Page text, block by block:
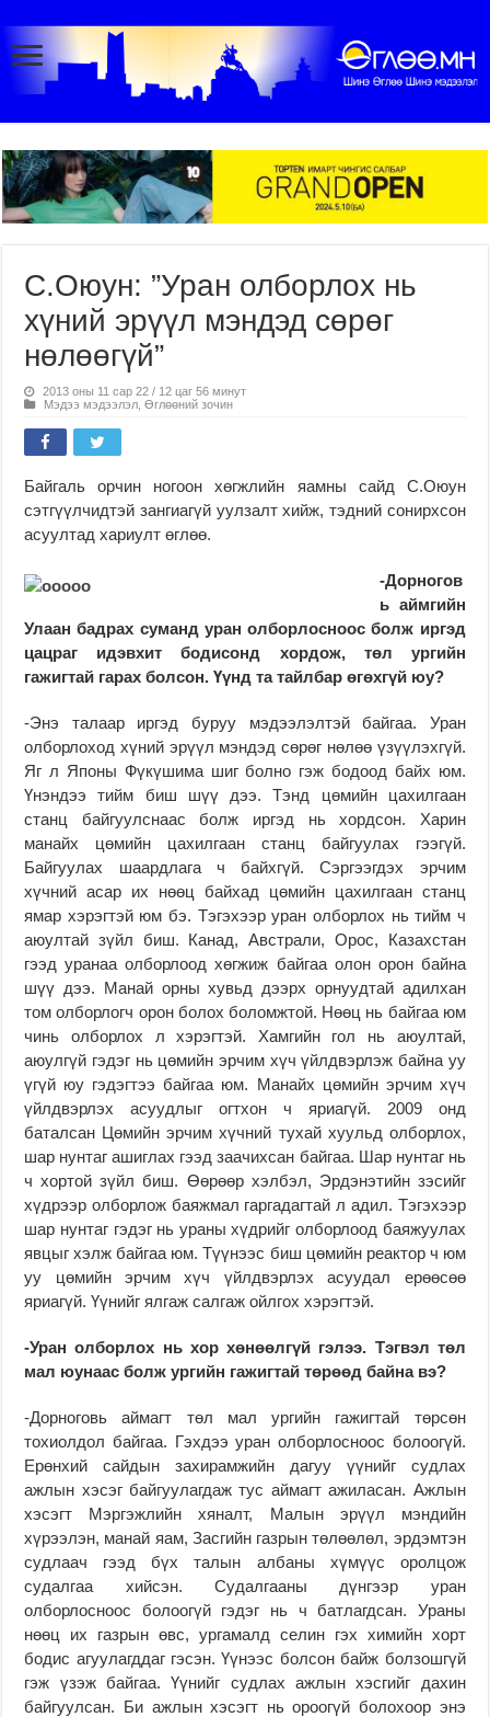
С.Оюун: ”Уран олборлох нь
хүний эрүүл мэндэд сөрөг
нөлөөгүй”
2013 оны 11 сар 22 / 12 цаг 56 минут
Мэдээ мэдээлэл ,Өглөөний зочин
Байгаль орчин ногоон хөгжлийн яамны сайд С.Оюун
сэтгүүлчидтэй зангиагүй уулзалт хийж, тэдний сонирхсон
асуултад хариулт өглөө.
-Дорногов
ь аймгийн
Улаан бадрах суманд уран олборлосноос болж иргэд
цацраг идэвхит бодисонд хордож, төл ургийн
гажигтай гарах болсон. Үүнд та тайлбар өгөхгүй юу?
-Энэ талаар иргэд буруу мэдээлэлтэй байгаа. Уран
олборлоход хүний эрүүл мэндэд сөрөг нөлөө үзүүлэхгүй.
Яг л Японы Фүкүшима шиг болно гэж бодоод байх юм.
Үнэндээ тийм биш шүү дээ. Тэнд цөмийн цахилгаан
станц байгуулснаас болж иргэд нь хордсон. Харин
манайх цөмийн цахилгаан станц байгуулах гээгүй.
Байгуулах шаардлага ч байхгүй. Сэргээгдэх эрчим
хүчний асар их нөөц байхад цөмийн цахилгаан станц
ямар хэрэгтэй юм бэ. Тэгэхээр уран олборлох нь тийм ч
аюултай зүйл биш. Канад, Австрали, Орос, Казахстан
гээд уранаа олборлоод хөгжиж байгаа олон орон байна
шүү дээ. Манай орны хувьд дээрх орнуудтай адилхан
том олборлогч орон болох боломжтой. Нөөц нь байгаа юм
чинь олборлох л хэрэгтэй. Хамгийн гол нь аюултай,
аюулгүй гэдэг нь цөмийн эрчим хүч үйлдвэрлэж байна уу
үгүй юу гэдэгтээ байгаа юм. Манайх цөмийн эрчим хүч
үйлдвэрлэх асуудлыг огтхон ч яриагүй. 2009 онд
баталсан Цөмийн эрчим хүчний тухай хуульд олборлох,
шар нунтаг ашиглах гээд заачихсан байгаа. Шар нунтаг нь
ч хортой зүйл биш. Өөрөөр хэлбэл, Эрдэнэтийн зэсийг
хүдрээр олборлож баяжмал гаргадагтай л адил. Тэгэхээр
шар нунтаг гэдэг нь ураны хүдрийг олборлоод баяжуулах
явцыг хэлж байгаа юм. Түүнээс биш цөмийн реактор ч юм
уу цөмийн эрчим хүч үйлдвэрлэх асуудал ерөөсөө
яриагүй. Үүнийг ялгаж салгаж ойлгох хэрэгтэй.
-Уран олборлох нь хор хөнөөлгүй гэлээ. Тэгвэл төл
мал юунаас болж ургийн гажигтай төрөөд байна вэ?
-Дорноговь аймагт төл мал ургийн гажигтай төрсөн
тохиолдол байгаа. Гэхдээ уран олборлосноос болоогүй.
Ерөнхий сайдын захирамжийн дагуу үүнийг судлах
ажлын хэсэг байгуулагдаж тус аймагт ажиласан. Ажлын
хэсэгт Мэргэжлийн хяналт, Малын эрүүл мэндийн
хүрээлэн, манай яам, Засгийн газрын төлөөлөл, эрдэмтэн
судлаач гээд бүх талын албаны хүмүүс оролцож
судалгаа хийсэн. Судалгааны дүнгээр уран
олборлосноос болоогүй гэдэг нь ч батлагдсан. Ураны
нөөц их газрын өвс, ургамалд селин гэх химийн хорт
бодис агуулагддаг гэсэн. Үүнээс болсон байж болзошгүй
гэж үзэж байгаа. Үүнийг судлах ажлын хэсгийг дахин
байгуулсан. Би ажлын хэсэгт нь ороогүй болохоор энэ